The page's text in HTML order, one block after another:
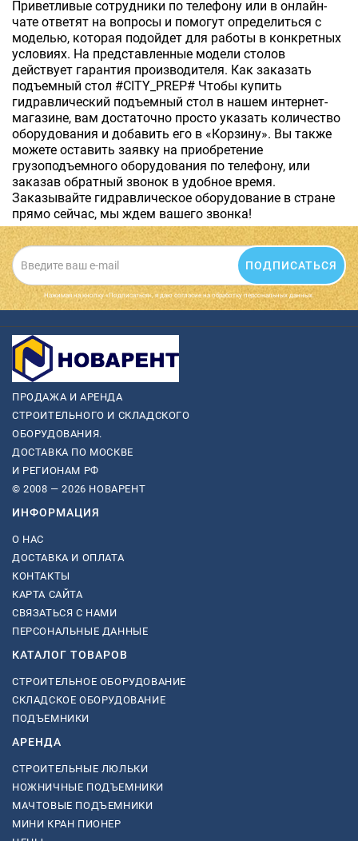
Приветливые сотрудники по телефону или в онлайн-
чате ответят на вопросы и помогут определиться с
моделью, которая подойдет для работы в конкретных
условиях. На представленные модели столов
действует гарантия производителя. Как заказать
подъемный стол #CITY_PREP# Чтобы купить
гидравлический подъемный стол в нашем интернет-
магазине, вам достаточно просто указать количество
оборудования и добавить его в «Корзину». Вы также
можете оставить заявку на приобретение
грузоподъемного оборудования по телефону, или
заказав обратный звонок в удобное время.
Заказывайте гидравлическое оборудование в стране
прямо сейчас, мы ждем вашего звонка!
ПОДПИСАТЬСЯ
Нажимая на кнопку «Подписаться», я даю cогласие на обработку персональных данных.
ПРОДАЖА И АРЕНДА
СТРОИТЕЛЬНОГО И СКЛАДСКОГО
ОБОРУДОВАНИЯ.
ДОСТАВКА ПО МОСКВЕ
И РЕГИОНАМ РФ
© 2008 — 2026 НОВАРЕНТ
ИНФОРМАЦИЯ
О НАС
ДОСТАВКА И ОПЛАТА
КОНТАКТЫ
КАРТА САЙТА
СВЯЗАТЬСЯ С НАМИ
ПЕРСОНАЛЬНЫЕ ДАННЫЕ
КАТАЛОГ ТОВАРОВ
СТРОИТЕЛЬНОЕ ОБОРУДОВАНИЕ
СКЛАДСКОЕ ОБОРУДОВАНИЕ
ПОДЪЕМНИКИ
АРЕНДА
СТРОИТЕЛЬНЫЕ ЛЮЛЬКИ
НОЖНИЧНЫЕ ПОДЪЕМНИКИ
МАЧТОВЫЕ ПОДЪЕМНИКИ
МИНИ КРАН ПИОНЕР